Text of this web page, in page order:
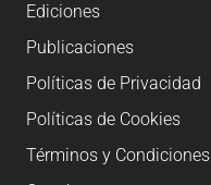
Ediciones
Publicaciones
Políticas de Privacidad
Políticas de Cookies
Términos y Condiciones